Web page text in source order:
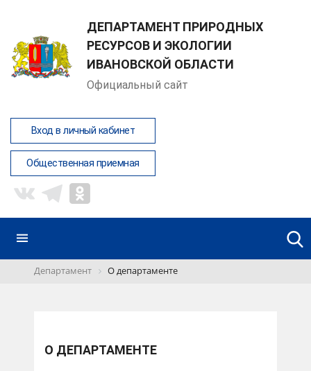
ДЕПАРТАМЕНТ ПРИРОДНЫХ
РЕСУРСОВ И ЭКОЛОГИИ
ИВАНОВСКОЙ ОБЛАСТИ
Официальный сайт
Вход в личный кабинет
Общественная приемная
Департамент О департаменте
О ДЕПАРТАМЕНТЕ